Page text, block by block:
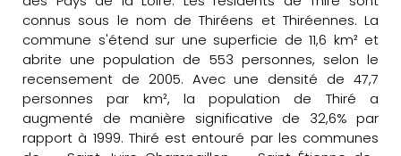
connus sous le nom de Thiréens et Thiréennes. La
commune s'étend sur une superficie de 11,6 km² et
abrite une population de 553 personnes, selon le
recensement de 2005. Avec une densité de 47,7
personnes par km², la population de Thiré a
augmenté de manière significative de 32,6% par
rapport à 1999. Thiré est entouré par les communes